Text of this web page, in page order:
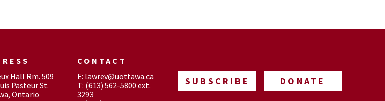
Hall Rm. 509
Pasteur St.
Ontario
CONTACT
E: lawrev@uottawa.ca
T: (613) 562-5800 ext.
3293
SUBSCRIBE DONATE